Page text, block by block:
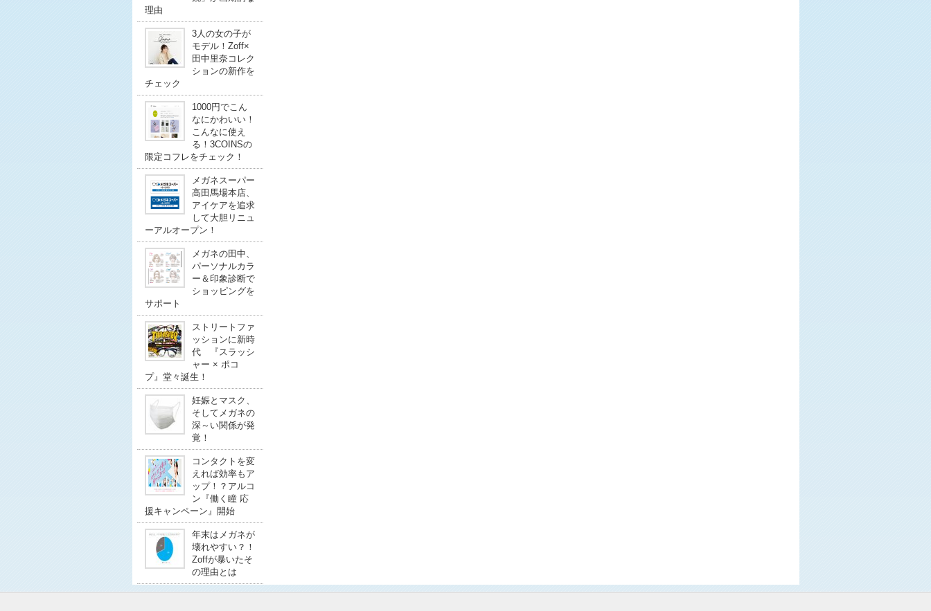
理由
3人の女の子が
モデル！Zoff×
田中里奈コレク
ションの新作を
チェック
1000円でこん
なにかわいい！
こんなに使え
る！3COINSの
限定コフレをチェック！
メガネスーパー
高田馬場本店、
アイケアを追求
して大胆リニュ
ーアルオープン！
メガネの田中、
パーソナルカラ
ー＆印象診断で
ショッピングを
サポート
ストリートファ
ッションに新時
代 『スラッシ
ャー × ポコ
プ』堂々誕生！
妊娠とマスク、
そしてメガネの
深～い関係が発
覚！
コンタクトを変
えれば効率もア
ップ！？アルコ
ン『働く瞳 応
援キャンペーン』開始
年末はメガネが
壊れやすい？！
Zoffが暴いたそ
の理由とは